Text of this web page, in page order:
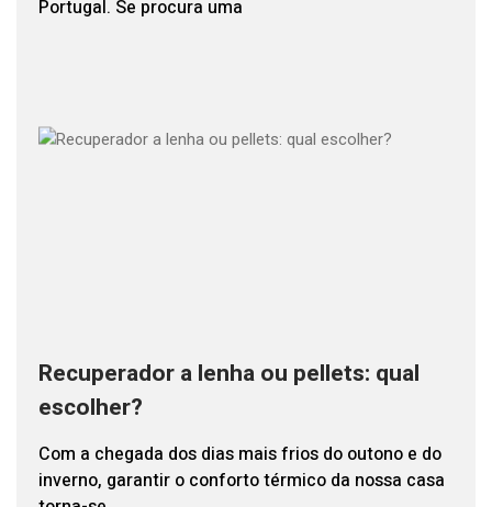
Portugal. Se procura uma
Recuperador a lenha ou pellets: qual
escolher?
Com a chegada dos dias mais frios do outono e do
inverno, garantir o conforto térmico da nossa casa